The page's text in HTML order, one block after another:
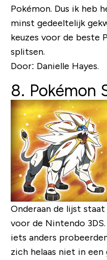
Pokémon. Dus ik heb
minst gedeeltelijk
keuzes voor de beste
splitsen.
Door: Danielle Hayes.
8. Pokémon
Onderaan de lijst
voor de Nintendo
iets anders
zich helaas niet in